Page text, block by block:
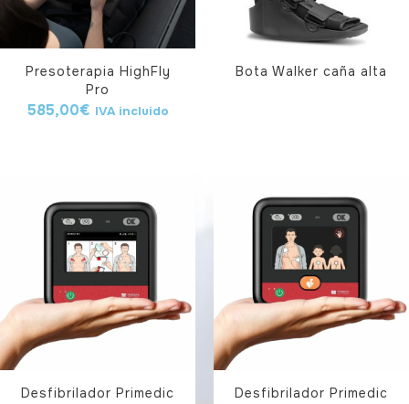
Presoterapia HighFly
Pro
585,00€ IVA incluido
Bota Walker caña alta
Desfibrilador Primedic
Desfibrilador Primedic